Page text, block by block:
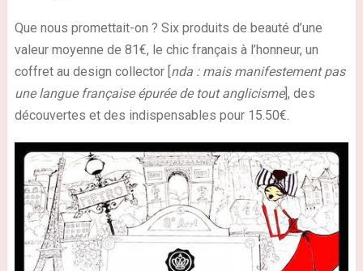
Que nous promettait-on ? Six produits de beauté d’une
valeur moyenne de 81€, le chic français à l’honneur, un
coffret au design collector [nda : mais manifestement pas
une langue française épurée de tout anglicisme], des
découvertes et des indispensables pour 15.50€.